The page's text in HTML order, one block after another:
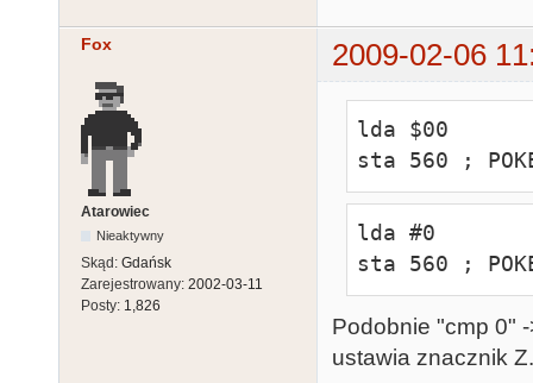
;Pobieram
;Sprawdzam
bne
;Jeśli nie to
;powrót do
org
;####program
dta
Fox 2009-02-06
Atarowiec
Nieaktywny
Skąd: Gdańsk
Zarejestrowany: 2002-03-11
Posty: 1,826
lda $00
sta 560 ;
lda #0
sta 560 ;
Podobnie "cmp 0"
ustawia znacznik Z.